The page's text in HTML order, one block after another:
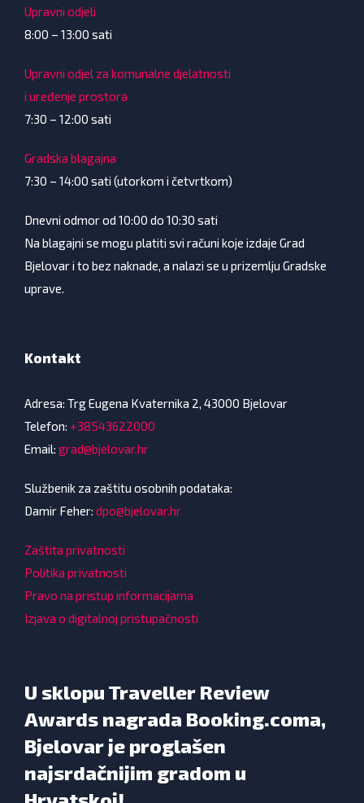
Upravni odjeli
8:00 – 13:00 sati
Upravni odjel za komunalne djelatnosti
i uređenje prostora
7:30 – 12:00 sati
Gradska blagajna
7:30 – 14:00 sati (utorkom i četvrtkom)
Dnevni odmor od 10:00 do 10:30 sati
Na blagajni se mogu platiti svi računi koje izdaje Grad
Bjelovar i to bez naknade, a nalazi se u prizemlju Gradske
uprave.
Kontakt
Adresa: Trg Eugena Kvaternika 2, 43000 Bjelovar
Telefon: +38543622000
Email: grad@bjelovar.hr
Službenik za zaštitu osobnih podataka:
Damir Feher: dpo@bjelovar.hr
Zaštita privatnosti
Politika privatnosti
Pravo na pristup informacijama
Izjava o digitalnoj pristupačnosti
U sklopu Traveller Review
Awards nagrada Booking.coma,
Bjelovar je proglašen
najsrdačnijim gradom u